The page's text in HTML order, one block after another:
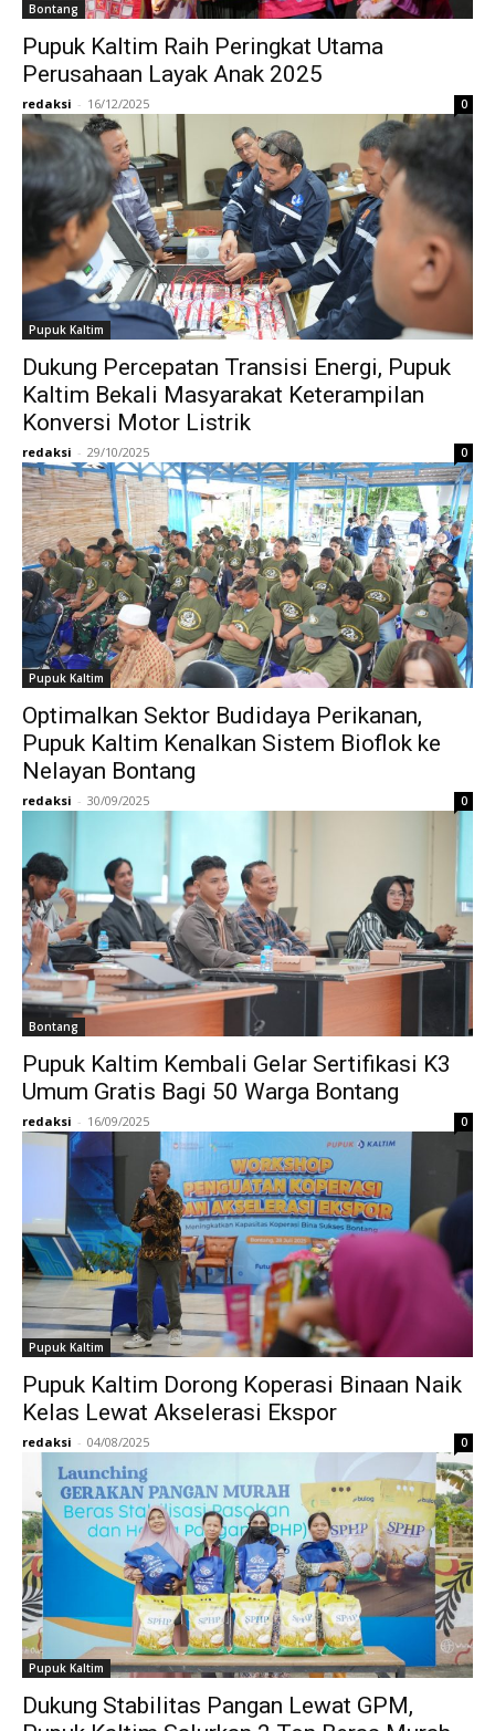
Bontang
Pupuk Kaltim Raih Peringkat Utama
Perusahaan Layak Anak 2025
redaksi - 16/12/2025 0
Pupuk Kaltim
Dukung Percepatan Transisi Energi, Pupuk
Kaltim Bekali Masyarakat Keterampilan
Konversi Motor Listrik
redaksi - 29/10/2025 0
Pupuk Kaltim
Optimalkan Sektor Budidaya Perikanan,
Pupuk Kaltim Kenalkan Sistem Bioflok ke
Nelayan Bontang
redaksi - 30/09/2025 0
Bontang
Pupuk Kaltim Kembali Gelar Sertifikasi K3
Umum Gratis Bagi 50 Warga Bontang
redaksi - 16/09/2025 0
Pupuk Kaltim
Pupuk Kaltim Dorong Koperasi Binaan Naik
Kelas Lewat Akselerasi Ekspor
redaksi - 04/08/2025 0
Pupuk Kaltim
Dukung Stabilitas Pangan Lewat GPM,